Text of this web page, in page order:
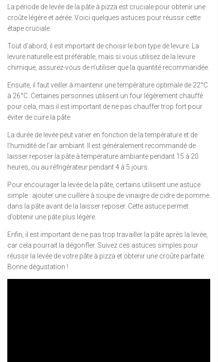
La période de levée de la pâte à pizza est cruciale pour obtenir une
croûte légère et aérée. Voici quelques astuces pour réussir cette
étape cruciale.
Tout d’abord, il est important de choisir le bon type de levure. La
levure naturelle est préférable, mais si vous utilisez de la levure
chimique, assurez-vous de n’utiliser que la quantité recommandée.
Ensuite, il faut veiller à maintenir une température optimale de 22°C
à 26°C. Certaines personnes utilisent un four légèrement chauffé
pour cela, mais il est important de ne pas chauffer trop fort pour
éviter de cuire la pâte.
La durée de levée peut varier en fonction de la température et de
l’humidité de l’air ambiant. Il est généralement recommandé de
laisser reposer la pâte à température ambiante pendant 15 à 20
heures, ou au réfrigérateur pendant 4 à 5 jours.
Pour encourager la levée de la pâte, certains utilisent une astuce
simple : ajouter une cuillère à soupe de vinaigre de cidre de pomme
dans la pâte avant de la laisser reposer. Cette astuce permet
d’obtenir une pâte plus légère.
Enfin, il est important de ne pas trop travailler la pâte après la levée,
car cela pourrait la dégonfler. Suivez ces astuces simples pour
réussir la levée de votre pâte à pizza et obtenir une croûte parfaite.
Bonne dégustation !